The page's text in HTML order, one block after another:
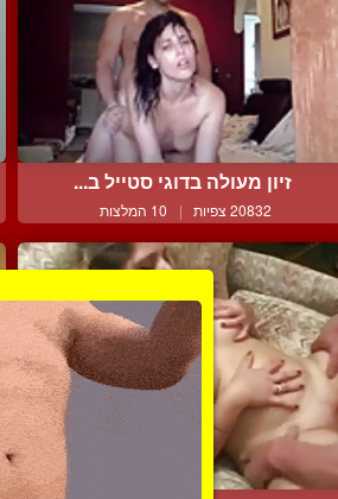
זיון מעולה בדוגי סטייל ב...
20832 צפיות | 10 המלצות